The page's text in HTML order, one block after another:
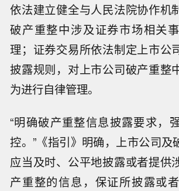
依法建立健全与人民法院协作机
破产重整中涉及证券市场相关
理；证券交易所依法制定上市公
披露规则，对上市公司破产重整
为进行自律管理。
“明确破产重整信息披露要求，
控。”《指引》明确，上市公司及
应当及时、公平地披露或者提供
产重整的信息，保证所披露或